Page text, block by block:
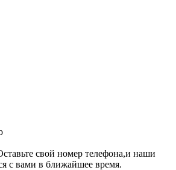
свой номер телефона,и наши
с вами в ближайшее время.